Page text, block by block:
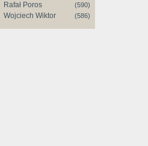
Rafał Poros (590)
Wojciech Wiktor (586)